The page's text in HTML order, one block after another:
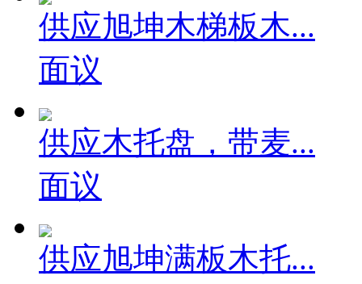
供应旭坤木梯板木...
面议
供应木托盘，带麦...
面议
供应旭坤满板木托...